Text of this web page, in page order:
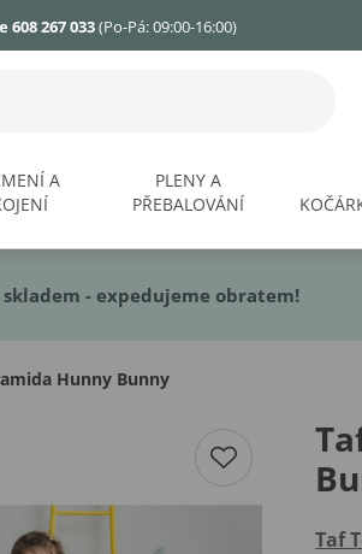
608 267 033(Po-Pá: 09:00-16:00)
A
PLENY A
PŘEBALOVÁNÍ
skladem - expedujeme obratem!
Hunny Bunny
Taf